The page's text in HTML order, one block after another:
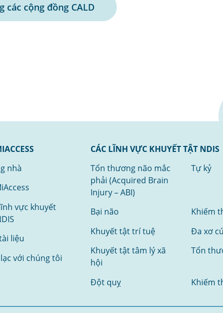
cộng đồng CALD
nhà
vực khuyết
liệu
với chúng tôi
CÁC LĨNH VỰC KHUYẾT TẬT NDIS
Tổn thương não mắc
phải (Acquired Brain
Injury – ABI)
Tự kỷ
Bại não
Khiếm
Khuyết tật trí tuệ
Đa xơ
Khuyết tật tâm lý xã
hội
Tổn
Đột quỵ Khiếm